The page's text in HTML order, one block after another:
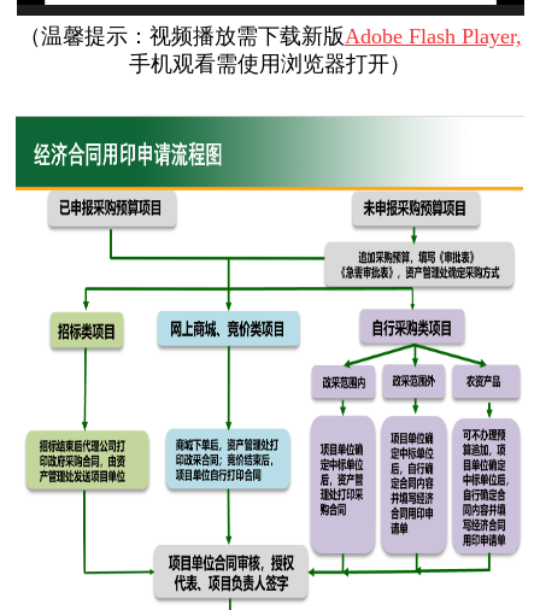
（温馨提示：视频播放需下载新版Adobe Flash Player,
手机观看需使用浏览器打开）